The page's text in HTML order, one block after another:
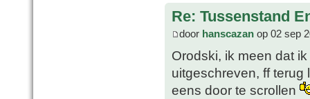
Re: Tussenstand
door hanscazan op 02 sep
Orodski, ik meen dat
uitgeschreven, ff
eens door te scrollen